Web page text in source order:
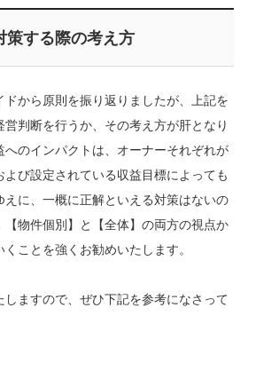
する際の考え方
から原則を振り返りましたが、上記を
判断を行うか、その考え方が肝となり
へのインパクトは、オーナーそれぞれが
よび設定されている収益目標によっても
えに、一概に正解といえる対策はないの
【物件個別】と【全体】の両方の視点か
ことを強くお勧めいたします。
ますので、ぜひ下記を参考になさって